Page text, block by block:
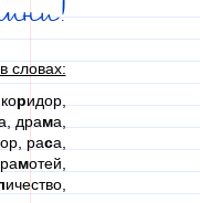
словах:
ридор,
драма,
ор, раса,
мотей,
ичество,